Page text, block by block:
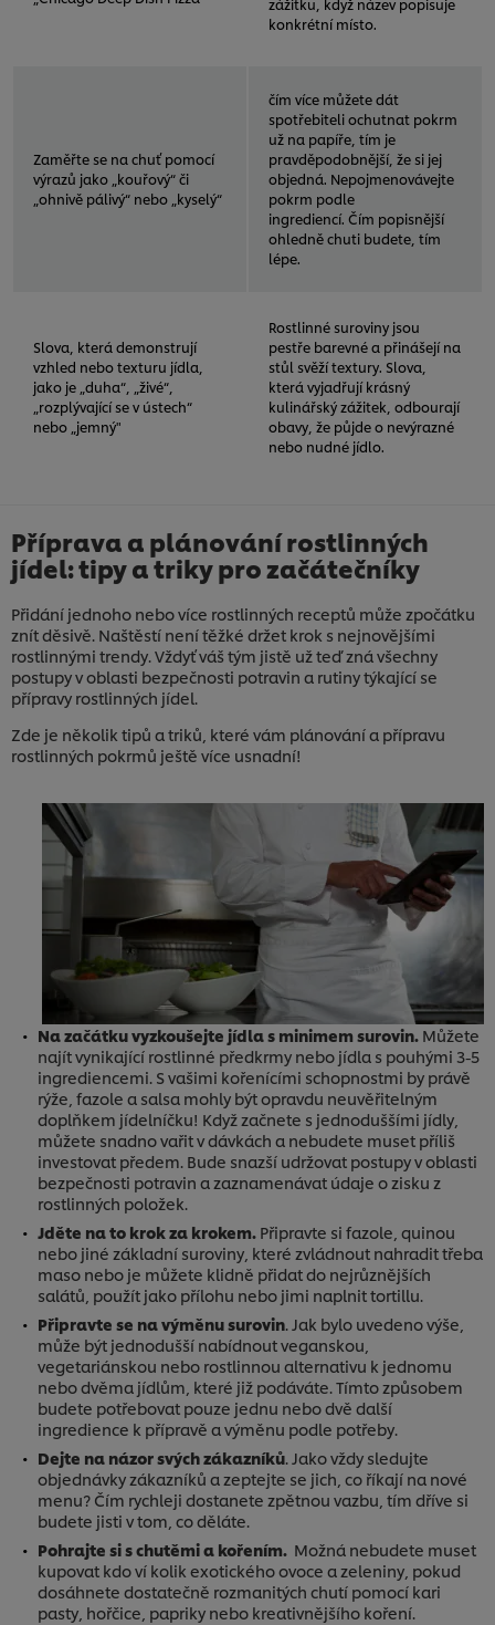
zážitku, když název popisuje
konkrétní místo.
Zaměřte se na chuť pomocí
výrazů jako „kouřový“ či
„ohnivě pálivý“ nebo „kyselý“
čím více můžete dát
spotřebiteli ochutnat pokrm
už na papíře, tím je
pravděpodobnější, že si jej
objedná. Nepojmenovávejte
pokrm podle
ingrediencí. Čím popisnější
ohledně chuti budete, tím
lépe.
Slova, která demonstrují
vzhled nebo texturu jídla,
jako je „duha“, „živé“,
„rozplývající se v ústech“
nebo „jemný"
Rostlinné suroviny jsou
pestře barevné a přinášejí na
stůl svěží textury. Slova,
která vyjadřují krásný
kulinářský zážitek, odbourají
obavy, že půjde o nevýrazné
nebo nudné jídlo.
Příprava a plánování rostlinných
jídel: tipy a triky pro začátečníky
Přidání jednoho nebo více rostlinných receptů může zpočátku
znít děsivě. Naštěstí není těžké držet krok s nejnovějšími
rostlinnými trendy. Vždyť váš tým jistě už teď zná všechny
postupy v oblasti bezpečnosti potravin a rutiny týkající se
přípravy rostlinných jídel.
Zde je několik tipů a triků, které vám plánování a přípravu
rostlinných pokrmů ještě více usnadní!
Na začátku vyzkoušejte jídla s minimem surovin. Můžete
najít vynikající rostlinné předkrmy nebo jídla s pouhými 3-5
ingrediencemi. S vašimi kořenícími schopnostmi by právě
rýže, fazole a salsa mohly být opravdu neuvěřitelným
doplňkem jídelníčku! Když začnete s jednoduššími jídly,
můžete snadno vařit v dávkách a nebudete muset příliš
investovat předem. Bude snazší udržovat postupy v oblasti
bezpečnosti potravin a zaznamenávat údaje o zisku z
rostlinných položek.
Jděte na to krok za krokem. Připravte si fazole, quinou
nebo jiné základní suroviny, které zvládnout nahradit třeba
maso nebo je můžete klidně přidat do nejrůznějších
salátů, použít jako přílohu nebo jimi naplnit tortillu.
Připravte se na výměnu surovin. Jak bylo uvedeno výše,
může být jednodušší nabídnout veganskou,
vegetariánskou nebo rostlinnou alternativu k jednomu
nebo dvěma jídlům, které již podáváte. Tímto způsobem
budete potřebovat pouze jednu nebo dvě další
ingredience k přípravě a výměnu podle potřeby.
Dejte na názor svých zákazníků. Jako vždy sledujte
objednávky zákazníků a zeptejte se jich, co říkají na nové
menu? Čím rychleji dostanete zpětnou vazbu, tím dříve si
budete jisti v tom, co děláte.
Pohrajte si s chutěmi a kořením. Možná nebudete muset
kupovat kdo ví kolik exotického ovoce a zeleniny, pokud
dosáhnete dostatečně rozmanitých chutí pomocí kari
pasty, hořčice, papriky nebo kreativnějšího koření.